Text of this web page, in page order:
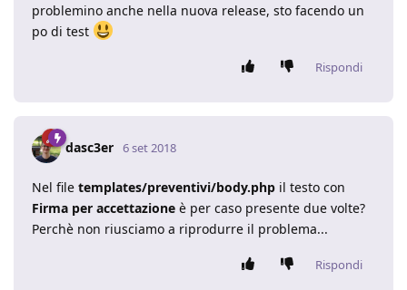
problemino anche nella nuova release, sto facendo un
po di test
Rispondi
dasc3er 6 set 2018
Nel file templates/preventivi/body.php il testo con
Firma per accettazione è per caso presente due volte?
Perchè non riusciamo a riprodurre il problema...
Rispondi